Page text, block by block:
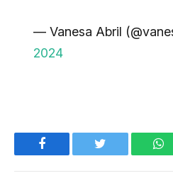
— Vanesa Abril
2024
Facebook Twitter